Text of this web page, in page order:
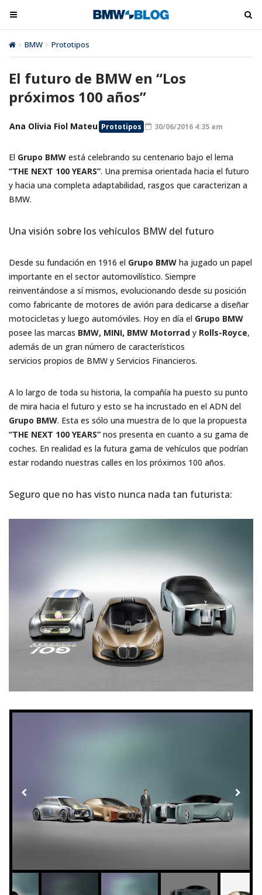
M
e
n
ú
o
o
l
M
e
ú
BMW Prototipos
El futuro de BMW en “Los
próximos 100 años”
Ana Olivia Fiol Mateu Prototipos 30/06/2016 4:35 am
El Grupo BMW está celebrando su centenario bajo el lema
“THE NEXT 100 YEARS”. Una premisa orientada hacia el futuro
y hacia una completa adaptabilidad, rasgos que caracterizan a
BMW.
Una visión sobre los vehículos BMW del futuro
Desde su fundación en 1916 el Grupo BMW ha jugado un papel
importante en el sector automovilístico. Siempre
reinventándose a sí mismos, evolucionando desde su posición
como fabricante de motores de avión para dedicarse a diseñar
motocicletas y luego automóviles. Hoy en día el Grupo BMW
posee las marcas BMW, MINI, BMW Motorrad y Rolls-Royce,
además de un gran número de característicos
servicios propios de BMW y Servicios Financieros.
A lo largo de toda su historia, la compañía ha puesto su punto
de mira hacia el futuro y esto se ha incrustado en el ADN del
Grupo BMW. Esta es sólo una muestra de lo que la propuesta
“THE NEXT 100 YEARS” nos presenta en cuanto a su gama de
coches. En realidad es la futura gama de vehículos que podrían
estar rodando nuestras calles en los próximos 100 años.
Seguro que no has visto nunca nada tan futurista: